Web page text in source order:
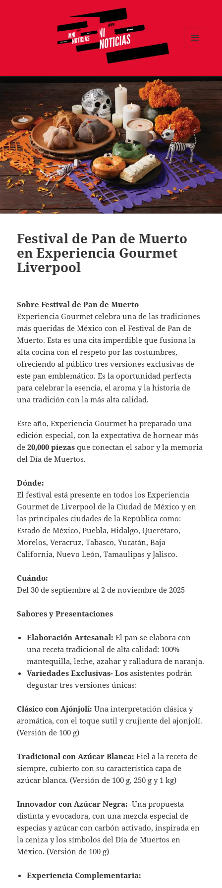
Festival de Pan de Muerto
en Experiencia Gourmet
Liverpool
Sobre Festival de Pan de Muerto
Experiencia Gourmet celebra una de las tradiciones
más queridas de México con el Festival de Pan de
Muerto. Esta es una cita imperdible que fusiona la
alta cocina con el respeto por las costumbres,
ofreciendo al público tres versiones exclusivas de
este pan emblemático. Es la oportunidad perfecta
para celebrar la esencia, el aroma y la historia de
una tradición con la más alta calidad.
Este año, Experiencia Gourmet ha preparado una
edición especial, con la expectativa de hornear más
de20,000 piezasque conectan el sabor y la memoria
del Día de Muertos.
Dónde:
El festival está presente en todos los Experiencia
Gourmet de Liverpool de la Ciudad de México y en
las principales ciudades de la República como:
Estado de México, Puebla, Hidalgo, Querétaro,
Morelos, Veracruz, Tabasco, Yucatán, Baja
California, Nuevo León, Tamaulipas y Jalisco.
Cuándo:
Del 30 de septiembre al 2 de noviembre de 2025
Sabores y Presentaciones
Elaboración Artesanal: El pan se elabora con
una receta tradicional de alta calidad: 100%
mantequilla, leche, azahar y ralladura de naranja.
Variedades Exclusivas- Los asistentes podrán
degustar tres versiones únicas:
Clásico con Ajónjolí:Una interpretación clásica y
aromática, con el toque sutil y crujiente del ajonjolí.
(Versión de 100 g)
Tradicional con Azúcar Blanca:Fiel a la receta de
siempre, cubierto con su característica capa de
azúcar blanca. (Versión de 100 g, 250 g y 1 kg)
Innovador con Azúcar Negra: Una propuesta
distinta y evocadora, con una mezcla especial de
especias y azúcar con carbón activado, inspirada en
la ceniza y los símbolos del Día de Muertos en
México. (Versión de 100 g)
Experiencia Complementaria: